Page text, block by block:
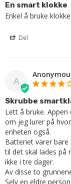
En smart klokke
Enkel å bruke
Del
A
Skrubbe
Lett å bruke.
om jeg lurer på
enheten også.
Batteriet varer
til det skal lades på
ikke i tre dager.
Av disse to
Selv en eldre